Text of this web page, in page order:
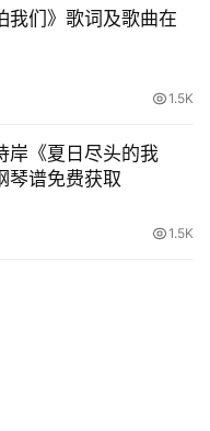
我们》歌词及歌曲在
1.5K
岸《夏日尽头的我
琴谱免费获取
1.5K